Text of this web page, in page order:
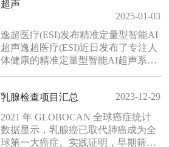
害。子宫肌瘤的持续增大可能会压迫
膀胱、直肠，引发尿频、排便困难。
更严重的是，它们还存在进一步发生
病变的风险。“小石头”的健康警报
若......
超声
2025-01-03
逸超医疗(ESI)发布精准定量型智能AI
超声逸超医疗(ESI)近日发布了专注人
体健康的精准定量型智能AI超声系
集帧频达到10000Hz/S，每秒处理数
据达10亿次，这是超声历史上首次做
到准台式机型使用超快速平台。使用
此平台，加快了临床图像的帧频采集
乳腺检查项目汇总
2023-12-29
2021 年 GLOBOCAN 全球癌症统计
数据显示，乳腺癌已取代肺癌成为全
球第一大癌症。实践证明，早期筛查